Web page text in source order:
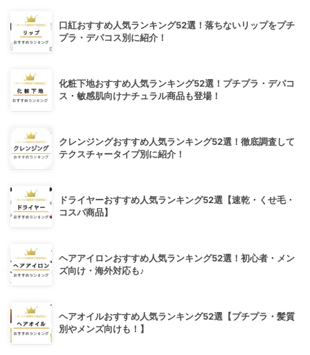
口紅おすすめ人気ランキング52選！落ちないリップをプチ
プラ・デパコス別に紹介！
化粧下地おすすめ人気ランキング52選！プチプラ・デパコ
ス・敏感肌向けナチュラル商品も登場！
クレンジングおすすめ人気ランキング52選！徹底調査して
テクスチャータイプ別に紹介！
ドライヤーおすすめ人気ランキング52選【速乾・くせ毛・
コスパ商品】
ヘアアイロンおすすめ人気ランキング52選！初心者・メン
ズ向け・海外対応も♪
ヘアオイルおすすめ人気ランキング52選【プチプラ・髪質
別やメンズ向けも！】